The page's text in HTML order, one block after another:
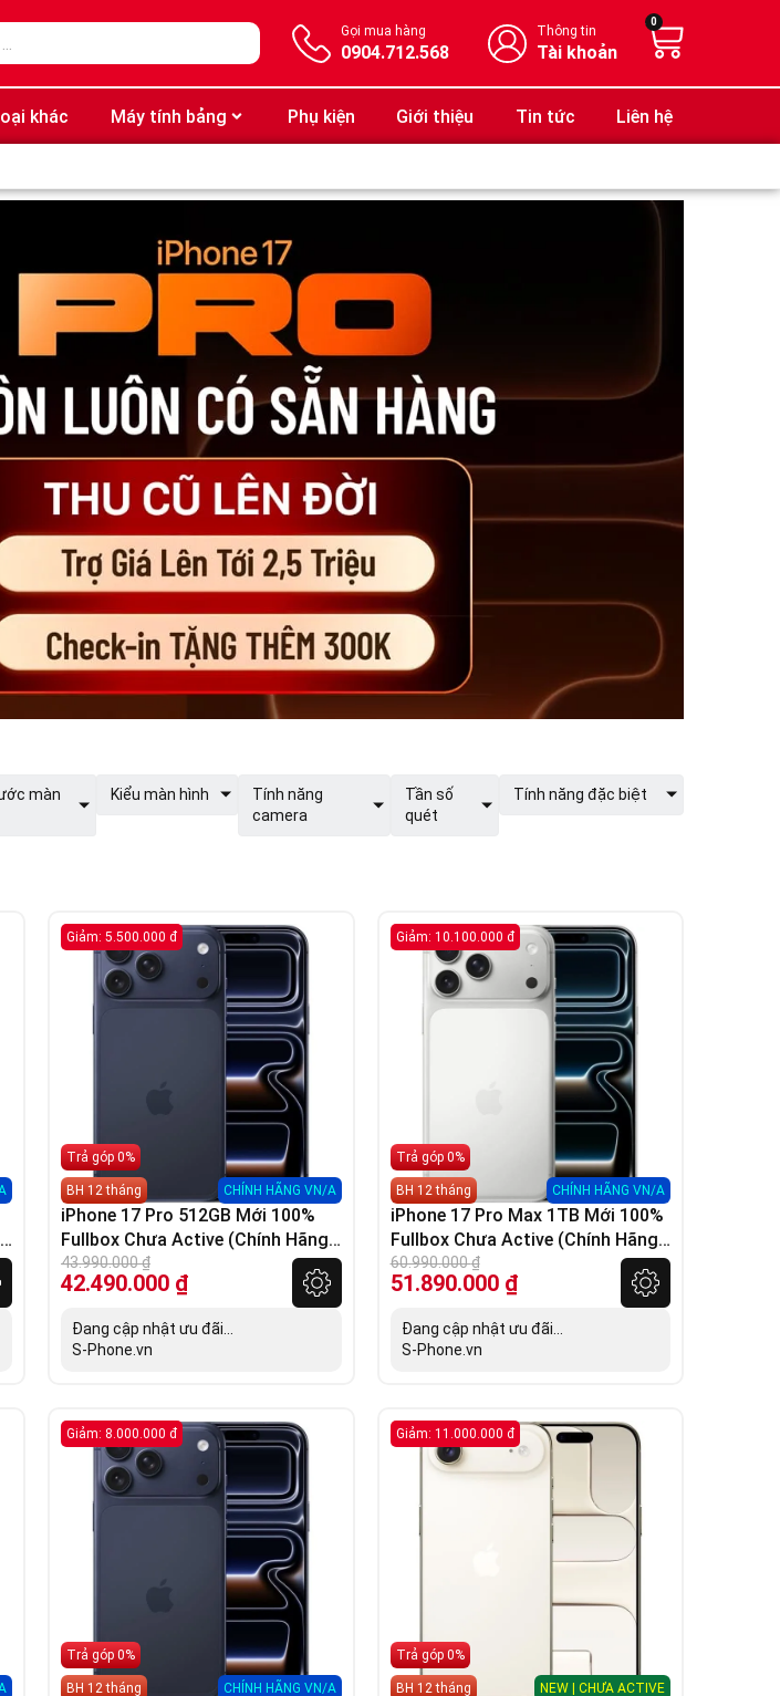
Gọi mua hàng
0904.712.568
Thông tin
Tài khoản
0
khác Máy tính bảng Phụ kiện Giới thiệu Tin tức Liên hệ
màn
Kiểu màn hình
Tính năng
camera
Tần số
quét
Tính năng đặc biệt
Giảm: 5.500.000 đ
Trả góp 0%
BH 12 tháng CHÍNH HÃNG VN/A
iPhone 17 Pro 512GB Mới 100%
Fullbox Chưa Active (Chính Hãng
VN/A)
43.990.000₫
42.490.000 ₫
Đang cập nhật ưu đãi...
S-Phone.vn
Giảm: 10.100.000 đ
Trả góp 0%
BH 12 tháng CHÍNH HÃNG VN/A
iPhone 17 Pro Max 1TB Mới 100%
Fullbox Chưa Active (Chính Hãng
VN/A)
60.990.000₫
51.890.000 ₫
Đang cập nhật ưu đãi...
S-Phone.vn
Giảm: 8.000.000 đ
Trả góp 0%
BH 12 tháng CHÍNH HÃNG VN/A
Giảm: 11.000.000 đ
Trả góp 0%
BH 12 tháng NEW | CHƯA ACTIVE